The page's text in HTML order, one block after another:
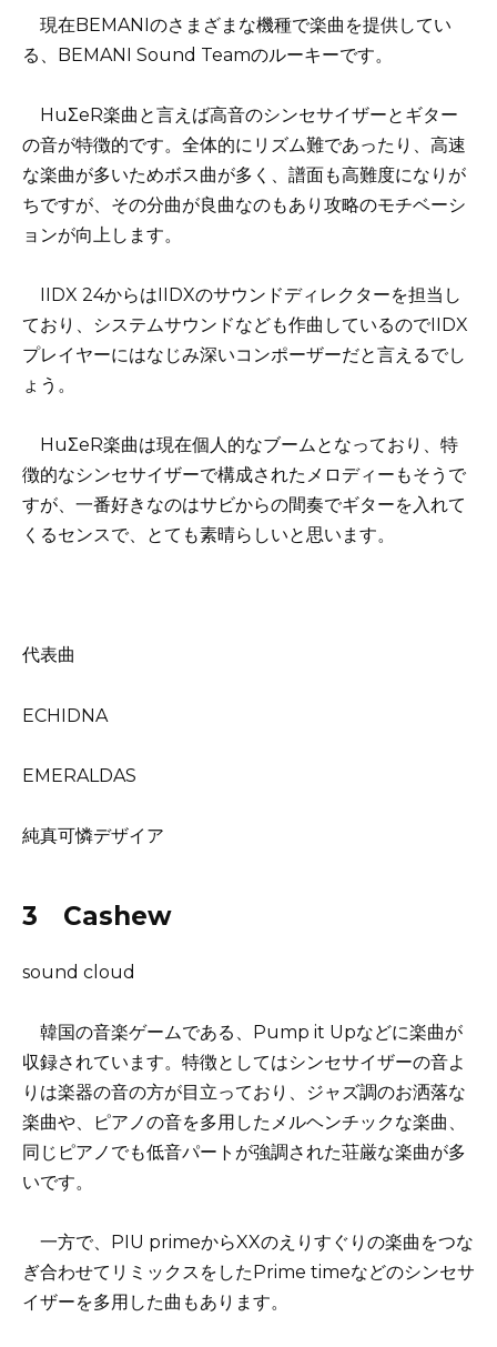
現在BEMANIのさまざまな機種で楽曲を提供してい
る、BEMANI Sound Teamのルーキーです。
HuΣeR楽曲と言えば高音のシンセサイザーとギター
の音が特徴的です。全体的にリズム難であったり、高速
な楽曲が多いためボス曲が多く、譜面も高難度になりが
ちですが、その分曲が良曲なのもあり攻略のモチベーシ
ョンが向上します。
IIDX 24からはIIDXのサウンドディレクターを担当し
ており、システムサウンドなども作曲しているのでIIDX
プレイヤーにはなじみ深いコンポーザーだと言えるでし
ょう。
HuΣeR楽曲は現在個人的なブームとなっており、特
徴的なシンセサイザーで構成されたメロディーもそうで
すが、一番好きなのはサビからの間奏でギターを入れて
くるセンスで、とても素晴らしいと思います。
代表曲
ECHIDNA
EMERALDAS
純真可憐デザイア
3 Cashew
sound cloud
韓国の音楽ゲームである、Pump it Upなどに楽曲が
収録されています。特徴としてはシンセサイザーの音よ
りは楽器の音の方が目立っており、ジャズ調のお洒落な
楽曲や、ピアノの音を多用したメルヘンチックな楽曲、
同じピアノでも低音パートが強調された荘厳な楽曲が多
いです。
一方で、PIU primeからXXのえりすぐりの楽曲をつな
ぎ合わせてリミックスをしたPrime timeなどのシンセサ
イザーを多用した曲もあります。